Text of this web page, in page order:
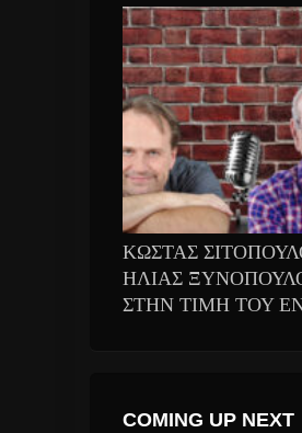
ΚΩΣΤΑΣ
ΗΛΙΑΣ
ΣΤΗΝ ΤΙΜΗ ΤΟΥ
COMING UP NEXT